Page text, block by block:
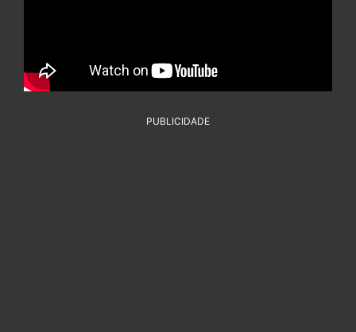
PUBLICIDADE